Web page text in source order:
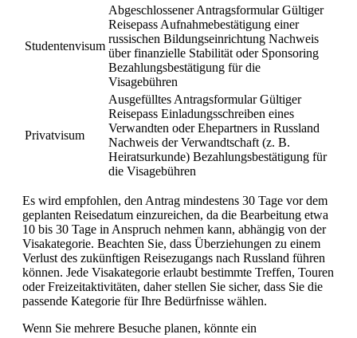
Studentenvisum
Abgeschlossener Antragsformular Gültiger
Reisepass Aufnahmebestätigung einer
russischen Bildungseinrichtung Nachweis
über finanzielle Stabilität oder Sponsoring
Bezahlungsbestätigung für die
Visagebühren
Privatvisum
Ausgefülltes Antragsformular Gültiger
Reisepass Einladungsschreiben eines
Verwandten oder Ehepartners in Russland
Nachweis der Verwandtschaft (z. B.
Heiratsurkunde) Bezahlungsbestätigung für
die Visagebühren
Es wird empfohlen, den Antrag mindestens 30 Tage vor dem
geplanten Reisedatum einzureichen, da die Bearbeitung etwa
10 bis 30 Tage in Anspruch nehmen kann, abhängig von der
Visakategorie. Beachten Sie, dass Überziehungen zu einem
Verlust des zukünftigen Reisezugangs nach Russland führen
können. Jede Visakategorie erlaubt bestimmte Treffen, Touren
oder Freizeitaktivitäten, daher stellen Sie sicher, dass Sie die
passende Kategorie für Ihre Bedürfnisse wählen.
Wenn Sie mehrere Besuche planen, könnte ein